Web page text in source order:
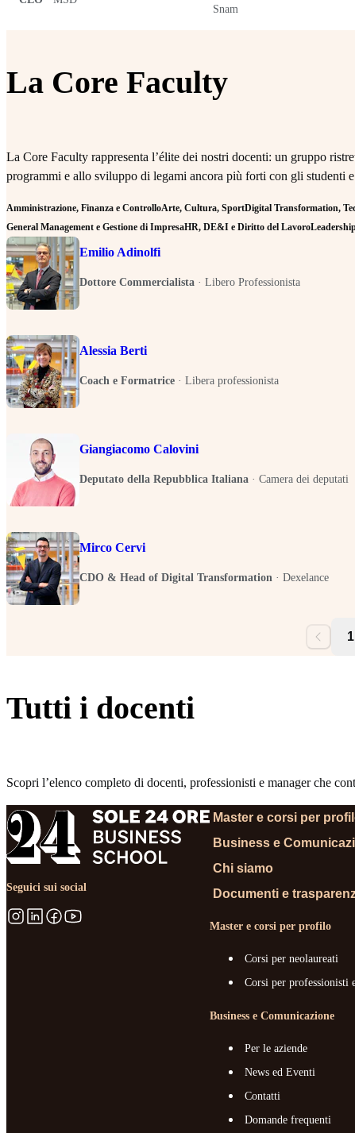
Snam
La Core Faculty
La Core Faculty rappresenta l’élite dei nostri docenti: un gruppo
programmi e allo sviluppo di legami ancora più forti con gli studenti
Amministrazione, Finanza e ControlloArte, Cultura, SportDigital Transformation,
General Management e Gestione di ImpresaHR, DE&I e Diritto del Lavoro
Emilio Adinolfi
Dottore Commercialista · Libero Professionista
Alessia Berti
Coach e Formatrice · Libera professionista
Giangiacomo Calovini
Deputato della Repubblica Italiana · Camera dei deputati
Mirco Cervi
CDO & Head of Digital Transformation · Dexelance
1
Tutti i docenti
Scopri l’elenco completo di docenti, professionisti e manager che
Seguici sui social
Master e corsi per
Business e
Chi siamo
Documenti e
Master e corsi per profilo
Corsi per neolaureati
Corsi per professionisti
Business e Comunicazione
Per le aziende
News ed Eventi
Contatti
Domande frequenti